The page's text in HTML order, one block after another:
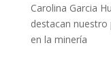
Carolina Garcia
destacan
en la minería